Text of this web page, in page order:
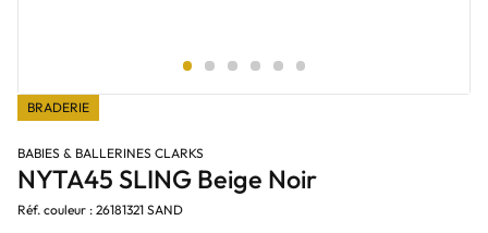
BRADERIE
BABIES & BALLERINES CLARKS
NYTA45 SLING Beige Noir
Réf. couleur : 26181321 SAND